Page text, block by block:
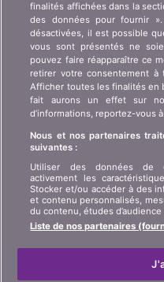
Qui sommes-nous ?
Contact
Publicité
Affiliation / Partenariat
Presse
LANGUE
FR IT
finalités affichées dans la
des données pour fournir
désactivées, il est possible
vous sont présentés ne
pouvez faire réapparaître ce
retirer votre consentement
Afficher toutes les finalités en
fait aurons un effet sur
d’informations, reportez-vous
Nous et nos partenaires
suivantes :
Utiliser des données de
activement les
Stocker et/ou accéder à des
et contenu personnalisés,
du contenu, études
Liste de nos partenaires